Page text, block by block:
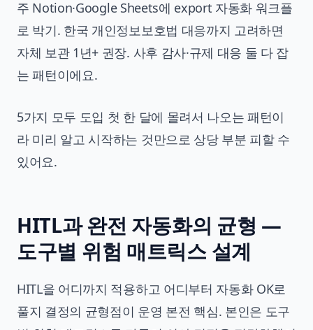
주 Notion·Google Sheets에 export 자동화 워크플
로 박기. 한국 개인정보보호법 대응까지 고려하면
자체 보관 1년+ 권장. 사후 감사·규제 대응 둘 다 잡
는 패턴이에요.
5가지 모두 도입 첫 한 달에 몰려서 나오는 패턴이
라 미리 알고 시작하는 것만으로 상당 부분 피할 수
있어요.
HITL과 완전 자동화의 균형 —
도구별 위험 매트릭스 설계
HITL을 어디까지 적용하고 어디부터 자동화 OK로
풀지 결정의 균형점이 운영 본전 핵심. 본인은 도구